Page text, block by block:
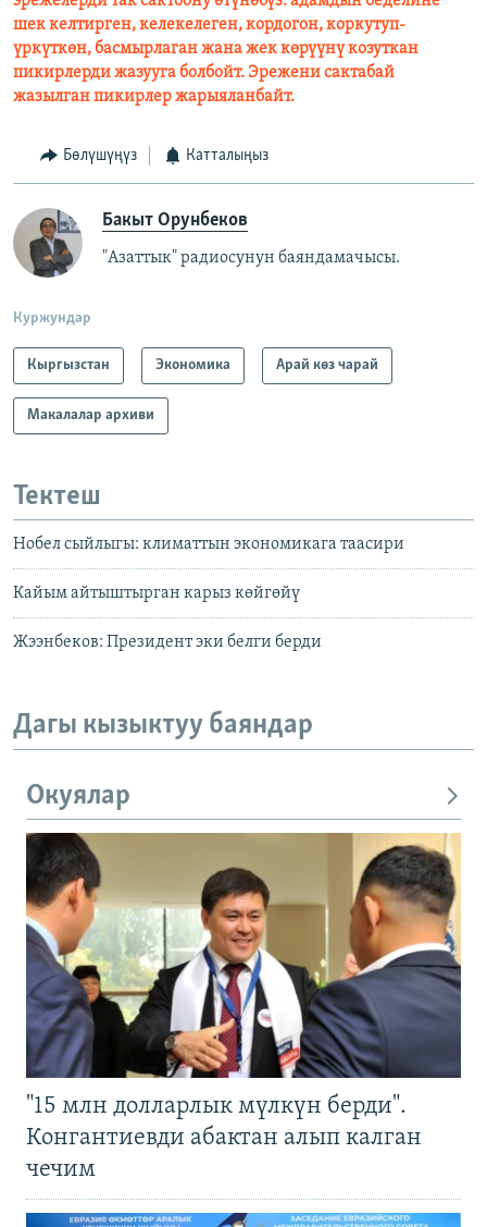
шек келтирген, келекелеген, кордогон, коркутуп-
үркүткөн, басмырлаган жана жек көрүүнү козуткан
пикирлерди жазууга болбойт. Эрежени сактабай
жазылган пикирлер жарыяланбайт.
Бөлүшүңүз Катталыңыз
Бакыт Орунбеков
"Азаттык" радиосунун баяндамачысы.
Куржундар
Кыргызстан Экономика Арай көз чарай
Макалалар архиви
Тектеш
Нобел сыйлыгы: климаттын экономикага таасири
Кайым айтыштырган карыз көйгөйү
Жээнбеков: Президент эки белги берди
Дагы кызыктуу баяндар
Окуялар
"15 млн долларлык мүлкүн берди".
Конгантиевди абактан алып калган
чечим